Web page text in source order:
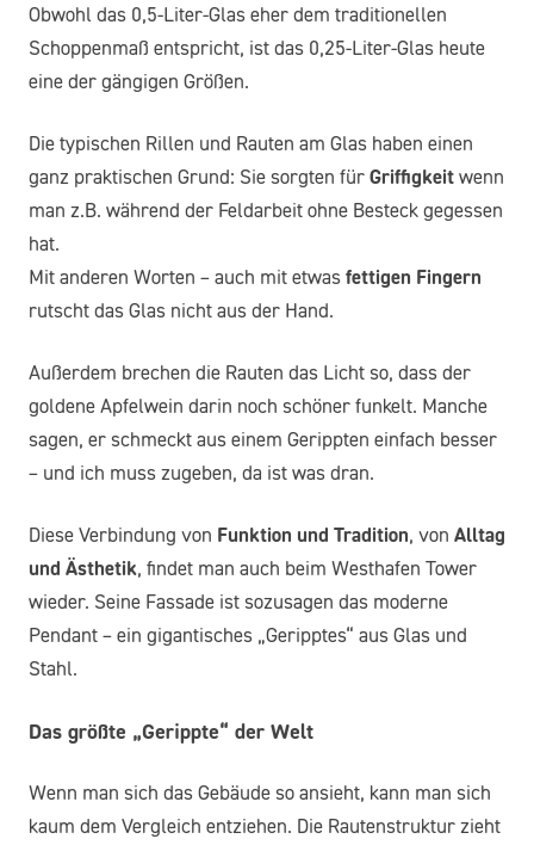
Obwohl das 0,5-Liter-Glas eher dem traditionellen
Schoppenmaß entspricht, ist das 0,25-Liter-Glas heute
eine der gängigen Größen.
Die typischen Rillen und Rauten am Glas haben einen
ganz praktischen Grund: Sie sorgten für Griffigkeit wenn
man z.B. während der Feldarbeit ohne Besteck gegessen
hat.
Mit anderen Worten – auch mit etwas fettigen Fingern
rutscht das Glas nicht aus der Hand.
Außerdem brechen die Rauten das Licht so, dass der
goldene Apfelwein darin noch schöner funkelt. Manche
sagen, er schmeckt aus einem Gerippten einfach besser
– und ich muss zugeben, da ist was dran.
Diese Verbindung von Funktion und Tradition, von Alltag
und Ästhetik, findet man auch beim Westhafen Tower
wieder. Seine Fassade ist sozusagen das moderne
Pendant – ein gigantisches „Geripptes“ aus Glas und
Stahl.
Das größte „Gerippte“ der Welt
Wenn man sich das Gebäude so ansieht, kann man sich
kaum dem Vergleich entziehen. Die Rautenstruktur zieht